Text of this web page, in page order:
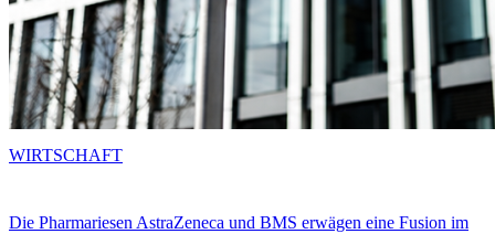
Die Pharmariesen AstraZeneca und BMS erwägen eine Fusion im
WIRTSCHAFT